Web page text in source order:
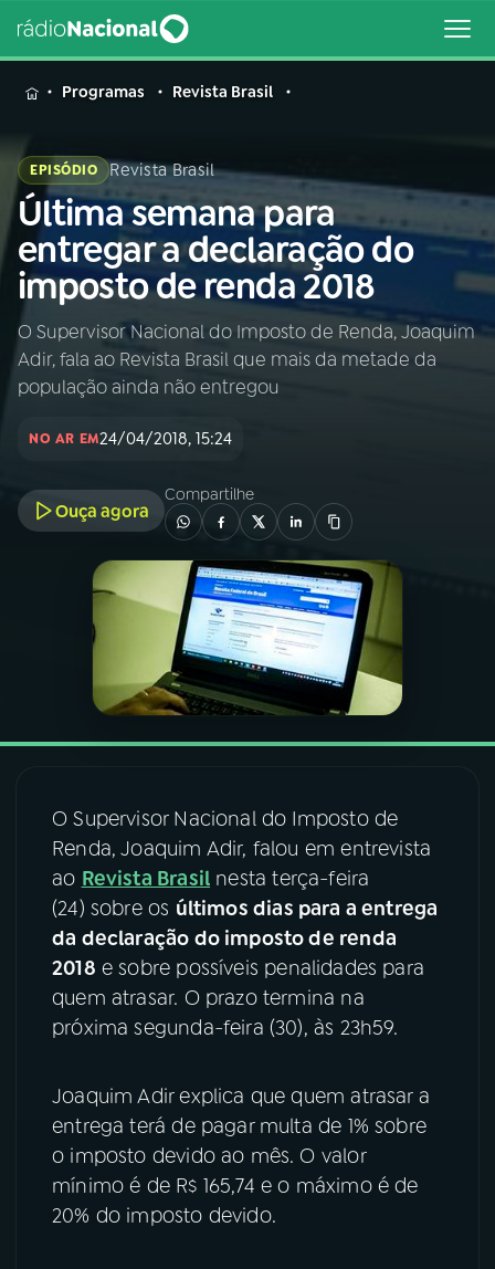
MENU
Buscar
na
Rádio
Nacional
Buscar
AO VIVO
01
PROGRAMAS
PODCASTS
ÚLTIMAS
08 FESTIVAL DE MÚSICA
ACOMPANHE A RÁDIO NACIONAL
YouTube Facebook
Instagram
TikTok
Programas Revista Brasil
EPISÓDIO Revista Brasil
Última semana para
entregar a declaração do
imposto de renda 2018
O Supervisor Nacional do Imposto de Renda, Joaquim
Adir, fala ao Revista Brasil que mais da metade da
população ainda não entregou
NO AR EM24/04/2018, 15:24
Ouça agora
Compartilhe
O Supervisor Nacional do Imposto de
Renda, Joaquim Adir, falou em entrevista
ao Revista Brasil nesta terça-feira
(24) sobre os últimos dias para a entrega
da declaração do imposto de renda
2018 e sobre possíveis penalidades para
quem atrasar. O prazo termina na
próxima segunda-feira (30), às 23h59.
Joaquim Adir explica que quem atrasar a
entrega terá de pagar multa de 1% sobre
o imposto devido ao mês. O valor
mínimo é de R$ 165,74 e o máximo é de
20% do imposto devido.